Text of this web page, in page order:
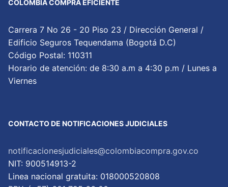
COLOMBIA COMPRA EFICIENTE
Carrera 7 No 26 - 20 Piso 23 / Dirección General /
Edificio Seguros Tequendama (Bogotá D.C)
Código Postal: 110311
Horario de atención: de 8:30 a.m a 4:30 p.m / Lunes a
Viernes
CONTACTO DE NOTIFICACIONES JUDICIALES
notificacionesjudiciales@colombiacompra.gov.co
NIT: 900514913-2
Linea nacional gratuita: 018000520808